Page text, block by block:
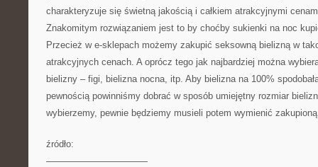
charakteryzuje się świetną jakością i całkiem atrakcyjnymi
Znakomitym rozwiązaniem jest to by choćby sukienki na noc
Przecież w e-sklepach możemy zakupić seksowną bielizną w
atrakcyjnych cenach. A oprócz tego jak najbardziej można
bielizny – figi, bielizna nocna, itp. Aby bielizna na 100%
pewnością powinniśmy dobrać w sposób umiejętny rozmiar
wybierzemy, pewnie będziemy musieli potem wymienić
źródło:
———————————